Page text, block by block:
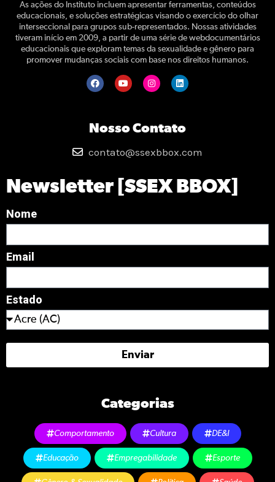
As ações do Instituto incluem apresentar ferramentas, conteúdos
educacionais, e soluções estratégicas visando o exercício do olhar
interseccional para grupos sub-representados. Nossas atividades
tiveram início em 2009, a partir de uma série de webdocumentários
educacionais que exploram temas da sexualidade e gênero para
promover mudanças sociais com base nos direitos humanos.
Nosso Contato
contato@ssexbbox.com
Newsletter [SSEX BBOX]
Nome
Email
Estado
Enviar
Categorias
Comportamento Cultura DE&I
Educação Empregabilidade Esporte